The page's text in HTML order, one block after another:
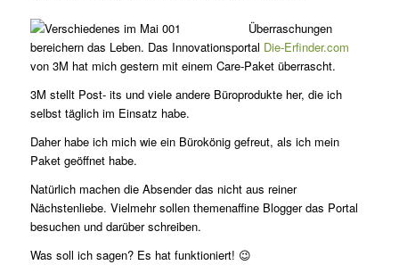
Überraschungen
bereichern das Leben. Das Innovationsportal Die-Erfinder.com
von 3M hat mich gestern mit einem Care-Paket überrascht.
3M stellt Post- its und viele an­dere Büroprodukte her, die ich
selbst täglich im Einsatz habe.
Daher habe ich mich wie ein Bürokönig gefreut, als ich mein
Paket geöffnet habe.
Natürlich machen die Absender das nicht aus reiner
Nächstenliebe. Vielmehr sollen themenaffine Blogger das Portal
besuchen und darüber schreiben.
Was soll ich sagen? Es hat funktioniert! 😉